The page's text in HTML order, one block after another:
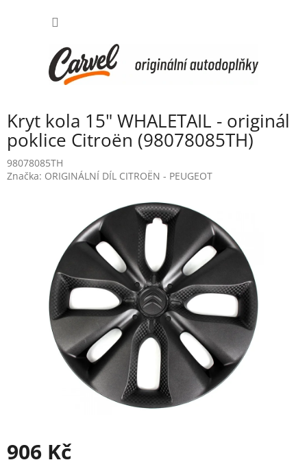
Kryt kola 15" WHALETAIL - originál
poklice Citroën (98078085TH)
98078085TH
Značka: ORIGINÁLNÍ DÍL CITROËN - PEUGEOT
906 Kč